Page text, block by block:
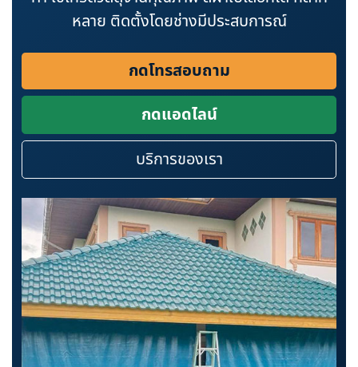
หลาย ติดตั้งโดยช่างมีประสบการณ์
กดโทรสอบถาม
กดแอดไลน์
บริการของเรา